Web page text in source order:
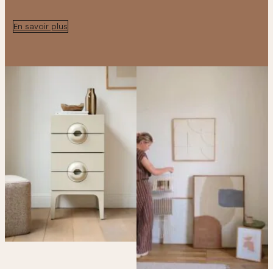
En savoir plus